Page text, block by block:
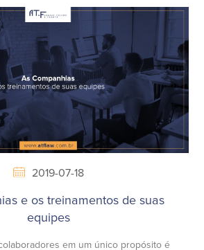
2019-07-18
e os treinamentos de suas
equipes
em um único propósito é